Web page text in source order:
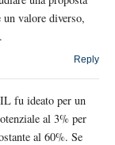
un valore diverso,
Reply
fu ideato per un
al 3% per
al 60%. Se